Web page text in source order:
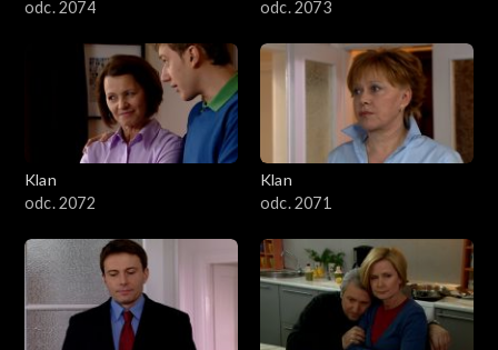
odc. 2074 odc. 2073
Klan
odc. 2072
Klan
odc. 2071